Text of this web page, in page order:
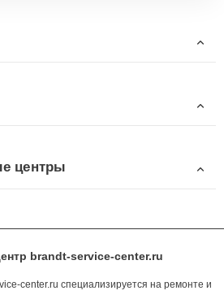
центры
brandt-service-center.ru
center.ru специализируется на ремонте и